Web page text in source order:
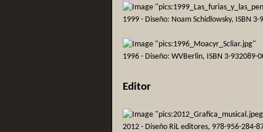
1999 - Diseño: Noam Schidlowsky, ISBN 3-
1996 - Diseño: WVBerlin, ISBN 3-932089-
Editor
2012 - Diseño RiL editores, 978-956-284-